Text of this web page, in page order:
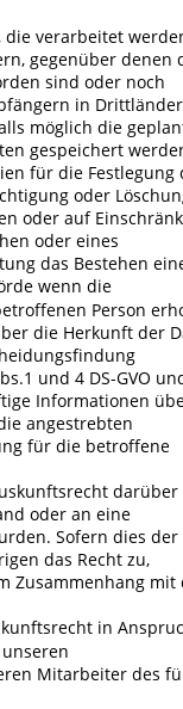
die verarbeitet
gegenüber denen
sind oder noch
in
möglich die
gespeichert
für die
oder
oder auf
oder eines
das Bestehen
wenn die
Person
die Herkunft der
und 4 DS-GVO
Informationen
angestrebten
für die betroffene
oder an eine
Sofern dies
das Recht zu,
Zusammenhang
in
Mitarbeiter des